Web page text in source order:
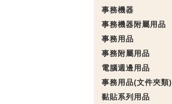
事務機器
事務機器附屬用品
事務用品
事務附屬用品
電腦週邊用品
事務用品(文件夾類)
黏貼系列用品